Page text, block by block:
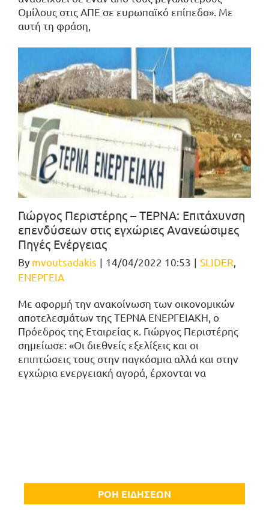
Ομίλους στις ΑΠΕ σε ευρωπαϊκό επίπεδο». Με
αυτή τη φράση,
Γιώργος Περιστέρης – ΤΕΡΝΑ: Επιτάχυνση
επενδύσεων στις εγχώριες Ανανεώσιμες
Πηγές Ενέργειας
By mvoutsadakis | 14/04/2022 10:53 | SLIDER,
ΕΝΕΡΓΕΙΑ
Με αφορμή την ανακοίνωση των οικονομικών
αποτελεσμάτων της ΤΕΡΝΑ ΕΝΕΡΓΕΙΑΚΗ, ο
Πρόεδρος της Εταιρείας κ. Γιώργος Περιστέρης
σημείωσε: «Οι διεθνείς εξελίξεις και οι
επιπτώσεις τους στην παγκόσμια αλλά και στην
εγχώρια ενεργειακή αγορά, έρχονται να
ΡΟΗ ΕΙΔΗΣΕΩΝ